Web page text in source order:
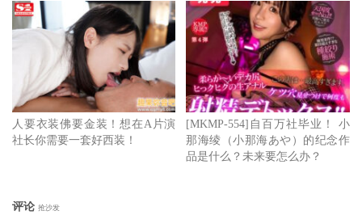
人要衣装佛要金装！想在A片演
社长你需要一套好西装！
[MKMP-554]自百万社毕业！ 小
那海绫（小那海あや）的纪念作
品是什么？未来要怎么办？
评论 抢沙发